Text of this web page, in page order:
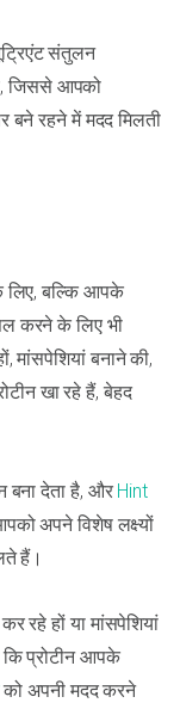
संतुलन
जिससे आपको
बने रहने में मदद मिलती
लिए, बल्कि आपके
करने के लिए भी
मांसपेशियां बनाने की,
खा रहे हैं, बेहद
देता है, और Hint
अपने विशेष लक्ष्यों
हैं।
रहे हों या मांसपेशियां
कि प्रोटीन आपके
को अपनी मदद करने